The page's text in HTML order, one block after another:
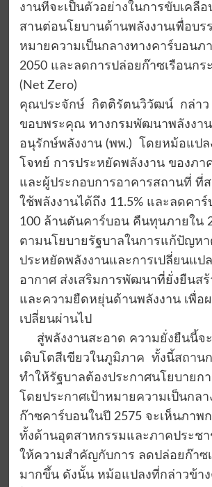
งานที่จะเป็นตัวอย่างในการขับเคลื่
สานต่อนโยบานด้านพลังงานเพื่อบร
หมายความเป็นกลางทางคาร์บอนภ
2050 และลดการปล่อยก๊าซเรือนกร
(Net Zero)
คุณประจักษ์ กิตติรัตนวิวัฒน์ กล่าว
ขอบพระคุณ ทางกรมพัฒนาพลังงา
อนุรักษ์พลังงาน (พพ.) โดยหม้อแปล
โจทย์ การประหยัดพลังงาน ของภา
และผู้ประกอบการอาคารสถานที่ ที่
ใช้พลังงานได้ถึง 11.5% และลดคา
100 ล้านตันคาร์บอน คืนทุนภายใน
ตามนโยบายรัฐบาลในการแก้ปัญห
ประหยัดพลังงานและการเปลี่ยนแป
อากาศ ส่งเสริมการพัฒนาที่ยั่งยืนส
และความยืดหยุ่นด้านพลังงาน เพื่อ
เปลี่ยนผ่านไป
สู่พลังงานสะอาด ความยั่งยืนนี้จะ
เติบโตสีเขียวในภูมิภาค ทั้งนี้สถาน
ทำให้รัฐบาลต้องประกาศนโยบายก
โดยประกาศเป้าหมายความเป็นกล
ก๊าซคาร์บอนในปี 2575 จะเห็นภาพ
ทั้งด้านอุตสาหกรรมและภาคประช
ให้ความสำคัญกับการ ลดปล่อยก๊าซ
มากขึ้น ดังนั้น หม้อแปลงที่กล่าวข้า